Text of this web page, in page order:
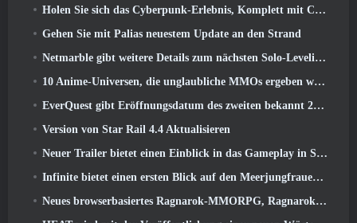
Holen Sie sich das Cyberpunk-Erlebnis, Komplett mit Cyberpsychose, Im nächsten Crossover-Event von Apex Legends
Gehen Sie mit Palias neuestem Update an den Strand
Netmarble gibt weitere Details zum nächsten Solo-Leveling-Spiel bekannt, Solo-Leveling: KARMA auf der Anime Expo
10 Anime-Universen, die unglaubliche MMOs ergeben würden
EverQuest gibt Eröffnungsdatum des zweiten bekannt 2026 Zeitlich begrenzter Erweiterungsserver
Version von Star Rail 4.4 Aktualisieren
Neuer Trailer bietet einen Einblick in das Gameplay in Silver Palace
Infinite bietet einen ersten Blick auf den Meerjungfrauen-ähnlichen Helden, der in SS13 erscheint: Nachlicht
Neues browserbasiertes Ragnarok-MMORPG, Ragnarok-Universum angekündigt